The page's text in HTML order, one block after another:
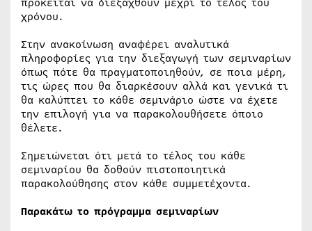
χρόνου.
Στην ανακοίνωση αναφέρει αναλυτικά
πληροφορίες για την διεξαγωγή των σεμιναρίων
όπως πότε θα πραγματοποιηθούν, σε ποια μέρη,
τις ώρες που θα διαρκέσουν αλλά και γενικά τι
θα καλύπτει το κάθε σεμινάριο ώστε να έχετε
την επιλογή για να παρακολουθήσετε όποιο
θέλετε.
Σημειώνεται ότι μετά το τέλος του κάθε
σεμιναρίου θα δοθούν πιστοποιητικά
παρακολούθησης στον κάθε συμμετέχοντα.
Παρακάτω το πρόγραμμα σεμιναρίων